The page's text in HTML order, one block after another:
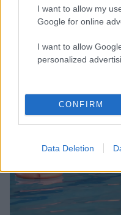
I want to allow my
Google for online
I want to allow
personalized
CONFIRM
Data Deletion
Αν τα χάσατε